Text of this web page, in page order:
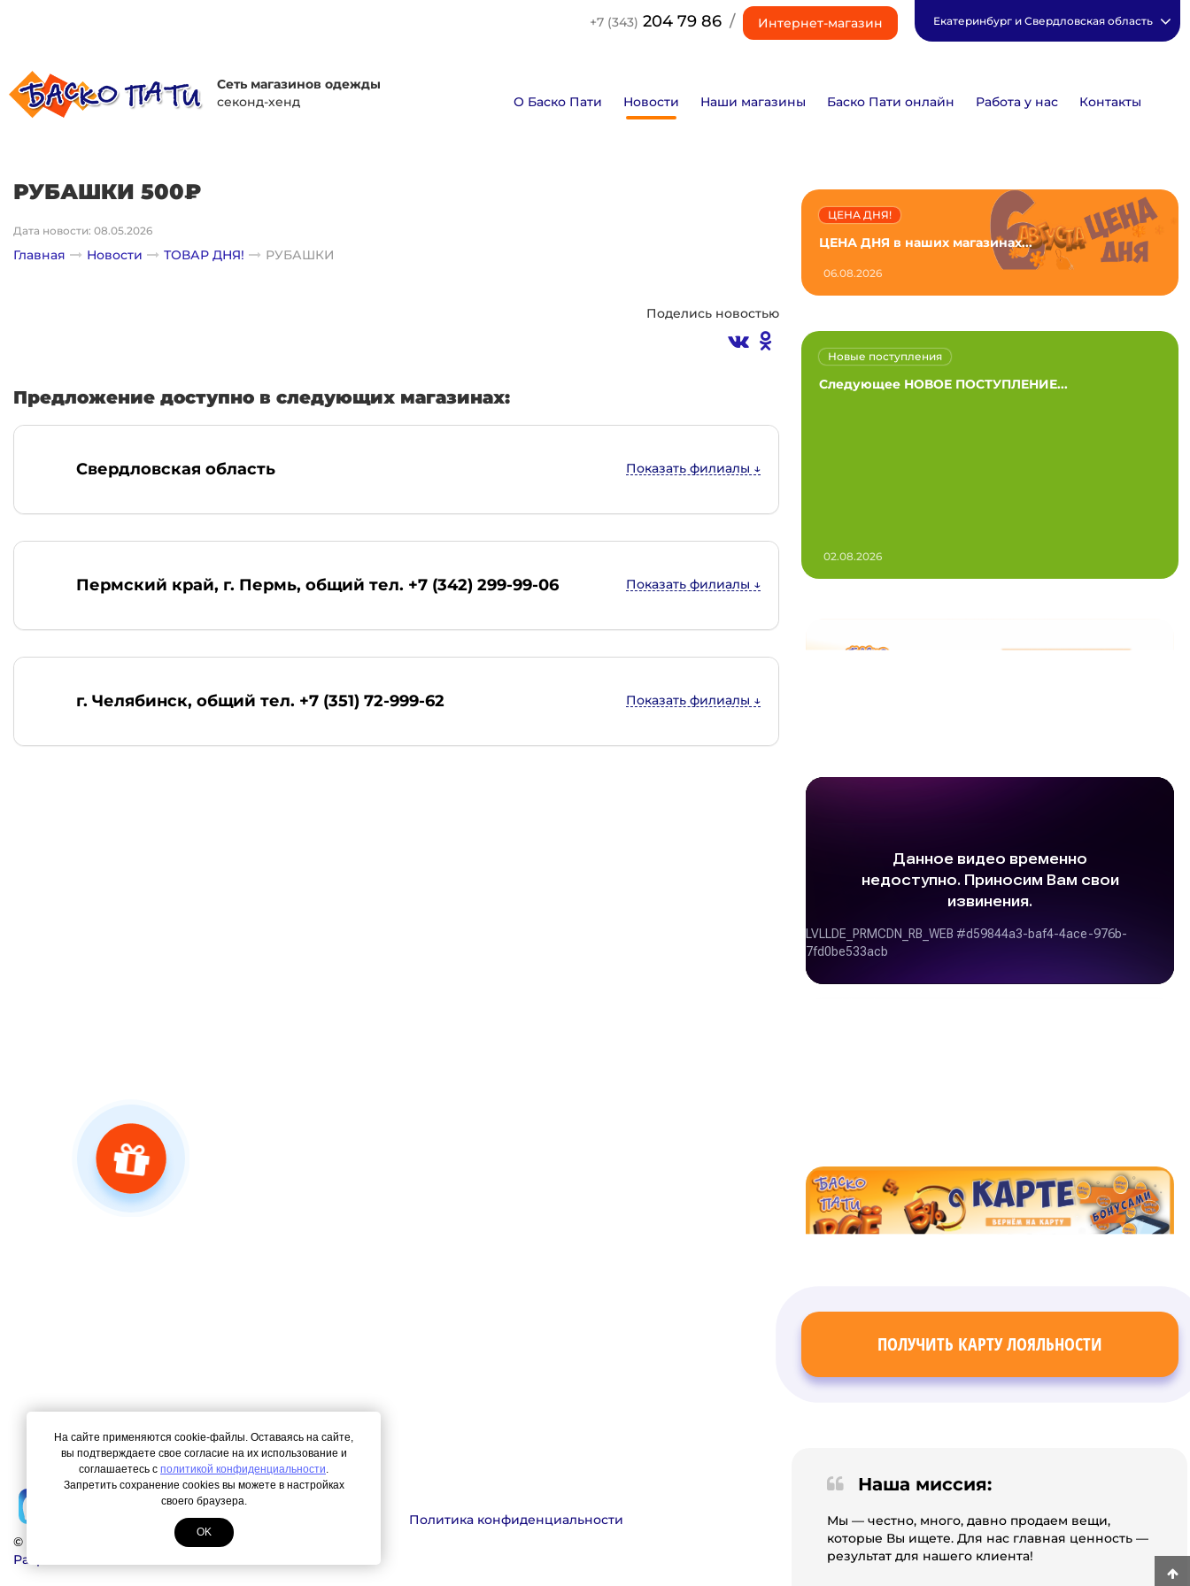
+7 (343) 204 79 86 / Интернет-магазин Екатеринбург и Свердловская область
Сеть магазинов одежды
секонд-хенд
О Баско Пати Новости Наши магазины Баско Пати онлайн Работа у нас Контакты
РУБАШКИ 500₽
Дата новости: 08.05.2026
Главная Новости ТОВАР ДНЯ! РУБАШКИ
Поделись новостью
Предложение доступно в следующих магазинах:
Свердловская область
Пермский край, г. Пермь, общий тел. +7 (342) 299-99-06
г. Челябинск, общий тел. +7 (351) 72-999-62
ЦЕНА ДНЯ в наших магазинах...
ЦЕНА ДНЯ!
06.08.2026
Следующее НОВОЕ ПОСТУПЛЕНИЕ...
Новые поступления
02.08.2026
ПОЛУЧИТЬ КАРТУ ЛОЯЛЬНОСТИ
© Copyright 2000-2026. Все права защищены.
Разработка сайта
Политика конфиденциальности
Наша миссия:
Мы — честно, много, давно продаем вещи,
которые Вы ищете. Для нас главная ценность —
результат для нашего клиента!
На сайте применяются cookie-файлы. Оставаясь на сайте,
вы подтверждаете свое согласие на их использование и
соглашаетесь с политикой конфиденциальности.
Запретить сохранение cookies вы можете в настройках
своего браузера.
OK